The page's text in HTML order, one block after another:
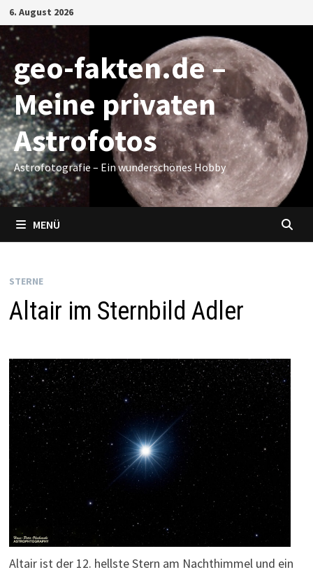
Zum
Inhalt
springen
6. August 2026
geo-fakten.de –
Meine privaten
Astrofotos
Astrofotografie – Ein wunderschönes Hobby
MENÜ
STERNE
Altair im Sternbild Adler
Altair ist der 12. hellste Stern am Nachthimmel und ein